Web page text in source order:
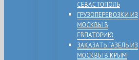
СЕВАСТОПОЛЬ
ГРУЗОПЕРЕВОЗКИ ИЗ
МОСКВЫ В
ЕВПАТОРИЮ
ЗАКАЗАТЬ ГАЗЕЛЬ ИЗ
МОСКВЫ В КРЫМ